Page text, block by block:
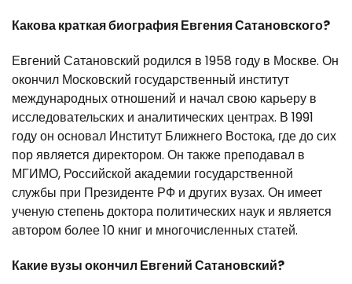
Какова краткая биография Евгения Сатановского?
Евгений Сатановский родился в 1958 году в Москве. Он
окончил Московский государственный институт
международных отношений и начал свою карьеру в
исследовательских и аналитических центрах. В 1991
году он основал Институт Ближнего Востока, где до сих
пор является директором. Он также преподавал в
МГИМО, Российской академии государственной
службы при Президенте РФ и других вузах. Он имеет
ученую степень доктора политических наук и является
автором более 10 книг и многочисленных статей.
Какие вузы окончил Евгений Сатановский?